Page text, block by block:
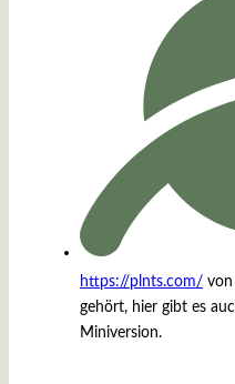
https://plnts.com/ von
gehört, hier gibt es
Miniversion.